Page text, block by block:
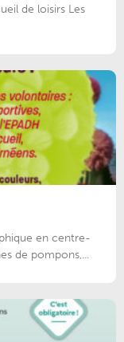
de loisirs Les
en centre-
de pompons,...